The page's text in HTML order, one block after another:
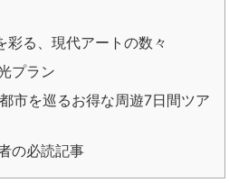
彩る、現代アートの数々
プラン
市を巡るお得な周遊7日間ツア
の必読記事